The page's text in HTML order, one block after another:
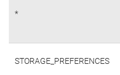
*
STORAGE_PREFERENCES